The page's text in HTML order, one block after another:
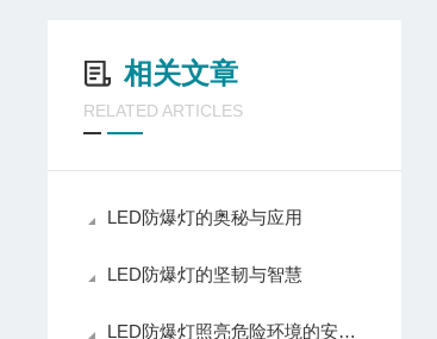
相关文章
RELATED ARTICLES
LED防爆灯的奥秘与应用
LED防爆灯的坚韧与智慧
LED防爆灯照亮危险环境的安全之光